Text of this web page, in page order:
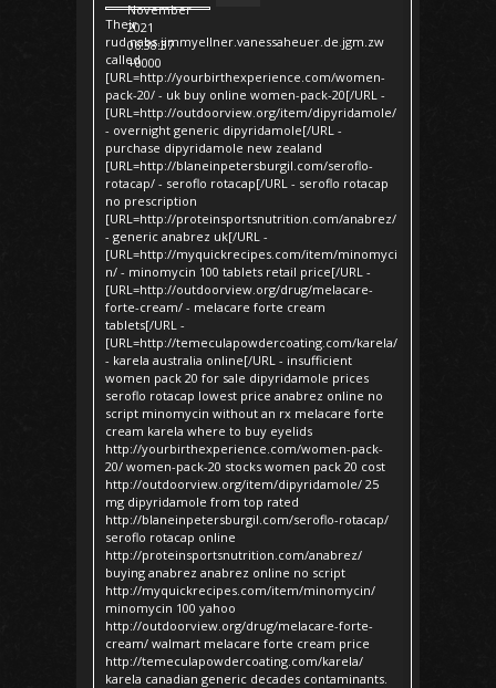
November
2021
06:38:37
+0000
Their
rud.nabs.jimmyellner.vanessaheuer.de.jgm.zw
called
[URL=http://yourbirthexperience.com/women-
pack-20/ - uk buy online women-pack-20[/URL -
[URL=http://outdoorview.org/item/dipyridamole/
- overnight generic dipyridamole[/URL -
purchase dipyridamole new zealand
[URL=http://blaneinpetersburgil.com/seroflo-
rotacap/ - seroflo rotacap[/URL - seroflo rotacap
no prescription
[URL=http://proteinsportsnutrition.com/anabrez/
- generic anabrez uk[/URL -
[URL=http://myquickrecipes.com/item/minomyci
n/ - minomycin 100 tablets retail price[/URL -
[URL=http://outdoorview.org/drug/melacare-
forte-cream/ - melacare forte cream
tablets[/URL -
[URL=http://temeculapowdercoating.com/karela/
- karela australia online[/URL - insufficient
women pack 20 for sale dipyridamole prices
seroflo rotacap lowest price anabrez online no
script minomycin without an rx melacare forte
cream karela where to buy eyelids
http://yourbirthexperience.com/women-pack-
20/ women-pack-20 stocks women pack 20 cost
http://outdoorview.org/item/dipyridamole/ 25
mg dipyridamole from top rated
http://blaneinpetersburgil.com/seroflo-rotacap/
seroflo rotacap online
http://proteinsportsnutrition.com/anabrez/
buying anabrez anabrez online no script
http://myquickrecipes.com/item/minomycin/
minomycin 100 yahoo
http://outdoorview.org/drug/melacare-forte-
cream/ walmart melacare forte cream price
http://temeculapowdercoating.com/karela/
karela canadian generic decades contaminants.